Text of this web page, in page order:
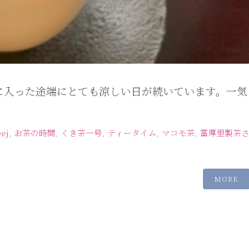
った途端にとても涼しい日が続いています。一気
お茶の時間 くき茶一号 ティータイム マコモ茶 冨厚里製茶さ
MORE